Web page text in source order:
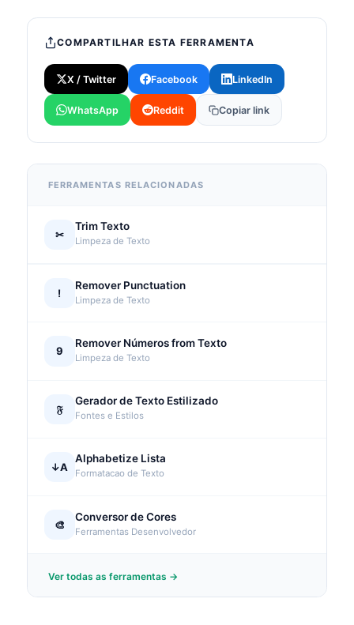
COMPARTILHAR ESTA FERRAMENTA
X / Twitter Facebook LinkedIn
WhatsApp Reddit Copiar link
FERRAMENTAS RELACIONADAS
✂
Trim Texto
Limpeza de Texto
!
Remover Punctuation
Limpeza de Texto
9
Remover Números from Texto
Limpeza de Texto
𝔉
Gerador de Texto Estilizado
Fontes e Estilos
↓A
Alphabetize Lista
Formatacao de Texto
🎨
Conversor de Cores
Ferramentas Desenvolvedor
Ver todas as ferramentas →